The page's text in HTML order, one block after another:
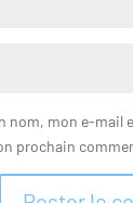
nom, mon e-mail
prochain